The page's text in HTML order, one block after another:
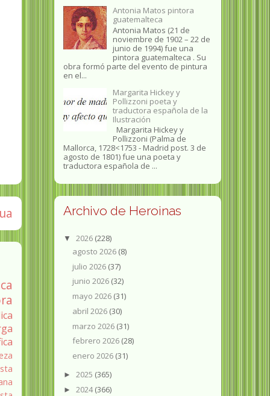
Antonia Matos pintora
guatemalteca
Antonia Matos (21 de
noviembre de 1902 – 22 de
junio de 1994) fue una
pintora guatemalteca . Su
obra formó parte del evento de pintura
en el...
Margarita Hickey y
Pollizzoni poeta y
traductora española de la
Ilustración
Margarita Hickey y
Pollizzoni (Palma de
Mallorca, 1728<1753 - Madrid post. 3 de
agosto de 1801) fue una poeta y
traductora española de ...
Archivo de Heroinas
▼ 2026 (228)
agosto 2026 (8)
julio 2026 (37)
junio 2026 (32)
mayo 2026 (31)
abril 2026 (30)
marzo 2026 (31)
febrero 2026 (28)
enero 2026 (31)
► 2025 (365)
► 2024(366)